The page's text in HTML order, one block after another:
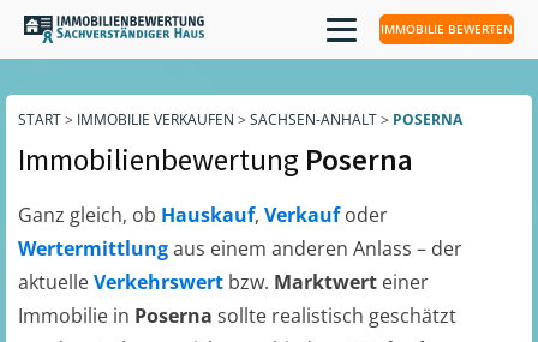
IMMOBILIE BEWERTEN
START> IMMOBILIE VERKAUFEN > SACHSEN-ANHALT> POSERNA
Immobilienbewertung Poserna
Ganz gleich, ob Hauskauf, Verkaufoder
Wertermittlungaus einem anderen Anlass – der
aktuelleVerkehrswert bzw. Marktwert einer
Immobilie in Poserna sollte realistisch geschätzt